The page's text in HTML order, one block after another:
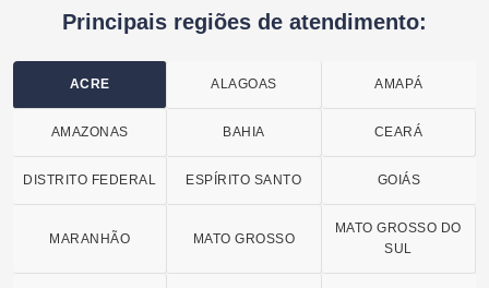
Principais regiões de atendimento:
ACRE ALAGOAS AMAPÁ
AMAZONAS BAHIA CEARÁ
DISTRITO FEDERAL ESPÍRITO SANTO GOIÁS
MARANHÃO MATO GROSSO
MATO GROSSO DO
SUL